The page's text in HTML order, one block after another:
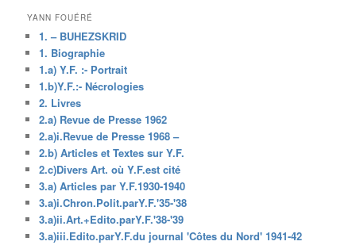
YANN FOUÉRÉ
1. – BUHEZSKRID
1. Biographie
1.a) Y.F. :- Portrait
1.b)Y.F.:- Nécrologies
2. Livres
2.a) Revue de Presse 1962
2.a)i.Revue de Presse 1968 –
2.b) Articles et Textes sur Y.F.
2.c)Divers Art. où Y.F.est cité
3.a) Articles par Y.F.1930-1940
3.a)i.Chron.Polit.parY.F.'35-'38
3.a)ii.Art.+Edito.parY.F.'38-'39
3.a)iii.Edito.parY.F.du journal 'Côtes du Nord' 1941-42